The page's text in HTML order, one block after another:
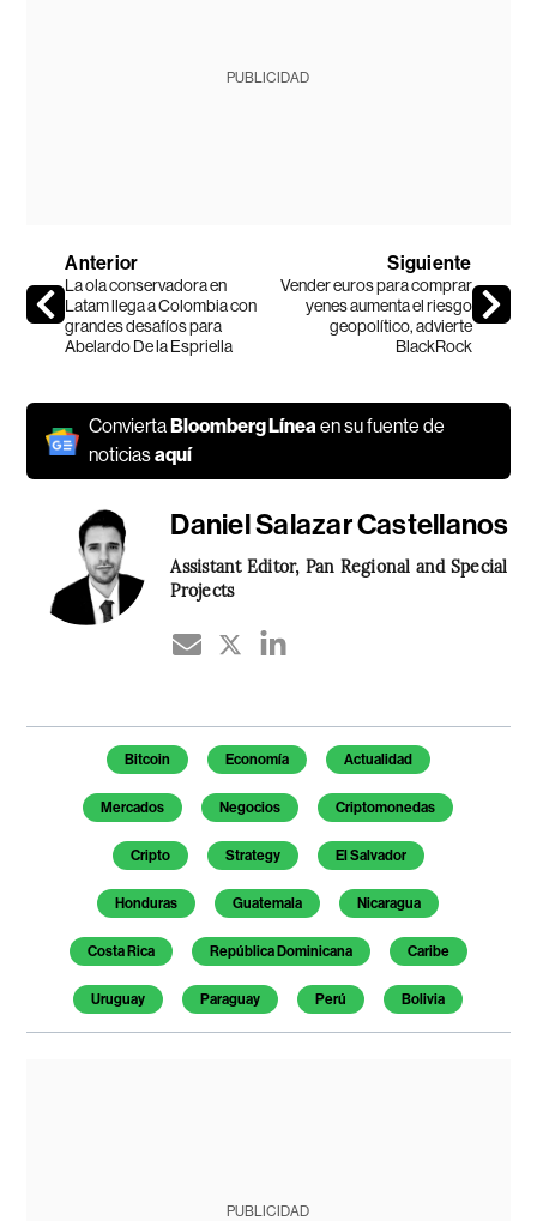
PUBLICIDAD
Anterior
La ola conservadora en
Latam llega a Colombia con
grandes desafíos para
Abelardo De la Espriella
Siguiente
Vender euros para comprar
yenes aumenta el riesgo
geopolítico, advierte
BlackRock
Convierta Bloomberg Líneaen su fuente de
noticiasaquí
Daniel Salazar Castellanos
Assistant Editor, Pan Regional and Special
Projects
Temas de este artículo
Bitcoin Economía Actualidad
Mercados Negocios Criptomonedas
Cripto Strategy El Salvador
Honduras Guatemala Nicaragua
Costa Rica República Dominicana Caribe
Uruguay Paraguay Perú Bolivia
PUBLICIDAD